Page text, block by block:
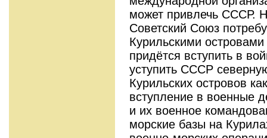
может привлечь СССР.
Советский Союз
Курильскими
придётся вступить в
уступить СССР
Курильских островов
вступление в военные
и их военное
морские базы на